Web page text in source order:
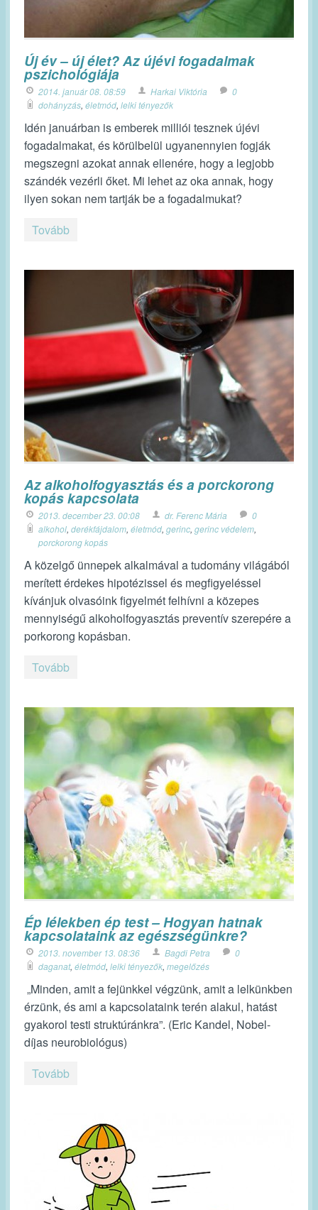
Új év – új élet? Az újévi fogadalmak
pszichológiája
2014. január 08. 08:59 Harkai Viktória
0
dohányzás, életmód, lelki tényezők
Idén januárban is emberek milliói tesznek újévi
fogadalmakat, és körülbelül ugyanennyien fogják
megszegni azokat annak ellenére, hogy a legjobb
szándék vezérli őket. Mi lehet az oka annak, hogy
ilyen sokan nem tartják be a fogadalmukat?
Tovább
Az alkoholfogyasztás és a porckorong
kopás kapcsolata
2013. december 23. 00:08 dr. Ferenc Mária
0
alkohol, derékfájdalom, életmód, gerinc, gerinc védelem,
porckorong kopás
A közelgő ünnepek alkalmával a tudomány világából
merített érdekes hipotézissel és megfigyeléssel
kívánjuk olvasóink figyelmét felhívni a közepes
mennyiségű alkoholfogyasztás preventív szerepére a
porkorong kopásban.
Tovább
Ép lélekben ép test – Hogyan hatnak
kapcsolataink az egészségünkre?
2013. november 13. 08:36 Bagdi Petra
0
daganat, életmód, lelki tényezők, megelőzés
„Minden, amit a fejünkkel végzünk, amit a lelkünkben
érzünk, és ami a kapcsolataink terén alakul, hatást
gyakorol testi struktúránkra”. (Eric Kandel, Nobel-
díjas neurobiológus)
Tovább